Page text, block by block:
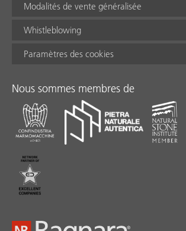
Modalités de vente généralisée
Whistleblowing
Paramètres des cookies
Nous sommes membres de